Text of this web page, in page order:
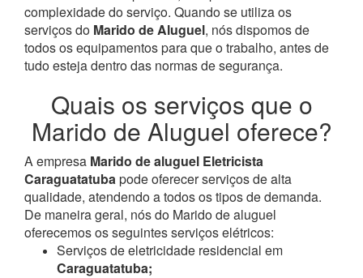
complexidade do serviço. Quando se utiliza os
serviços do Marido de Aluguel, nós dispomos de
todos os equipamentos para que o trabalho, antes de
tudo esteja dentro das normas de segurança.
Quais os serviços que o
Marido de Aluguel oferece?
A empresa Marido de aluguel Eletricista
Caraguatatubapode oferecer serviços de alta
qualidade, atendendo a todos os tipos de demanda.
De maneira geral, nós do Marido de aluguel
oferecemos os seguintes serviços elétricos:
Serviços de eletricidade residencial em
Caraguatatuba;